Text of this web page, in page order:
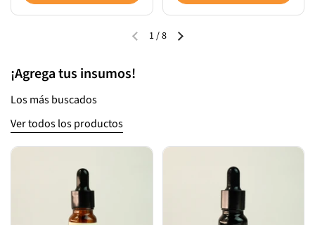
1/8
¡Agrega tus insumos!
Los más buscados
Ver todos los productos